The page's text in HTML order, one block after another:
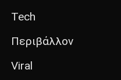
Tech
Περιβάλλον
Viral